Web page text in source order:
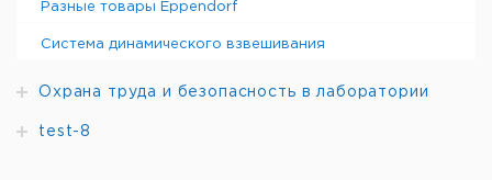
Разные товары Eppendorf
Система динамического взвешивания
Охрана труда и безопасность в лаборатории
test-8